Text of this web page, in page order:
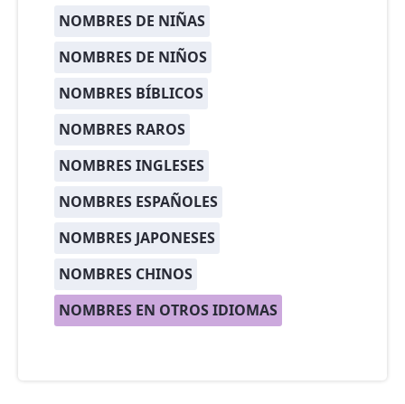
NOMBRES DE NIÑAS
NOMBRES DE NIÑOS
NOMBRES BÍBLICOS
NOMBRES RAROS
NOMBRES INGLESES
NOMBRES ESPAÑOLES
NOMBRES JAPONESES
NOMBRES CHINOS
NOMBRES EN OTROS IDIOMAS